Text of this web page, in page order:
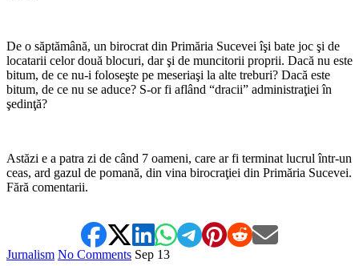
De o săptămână, un birocrat din Primăria Sucevei îşi bate joc şi de
locatarii celor două blocuri, dar şi de muncitorii proprii. Dacă nu este
bitum, de ce nu-i foloseşte pe meseriaşi la alte treburi? Dacă este
bitum, de ce nu se aduce? S-or fi aflând “dracii” administraţiei în
şedinţă?
Astăzi e a patra zi de când 7 oameni, care ar fi terminat lucrul într-un
ceas, ard gazul de pomană, din vina birocraţiei din Primăria Sucevei.
Fără comentarii.
Jurnalism No Comments Sep 13